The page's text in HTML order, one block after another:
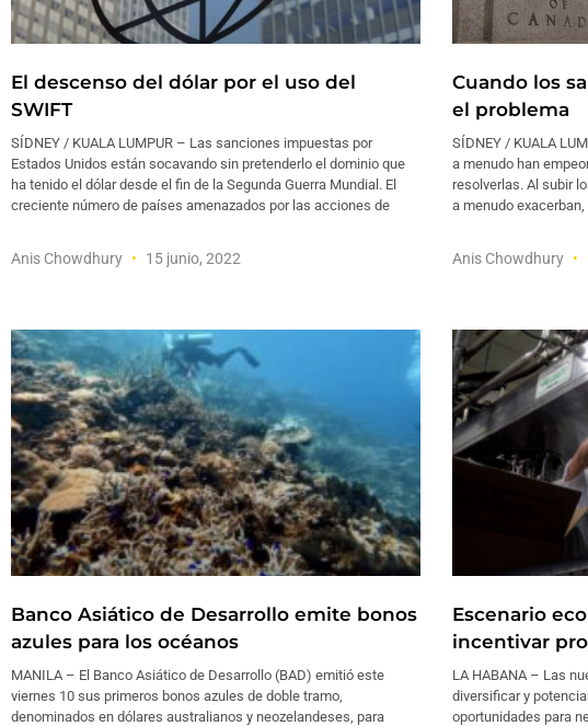
El descenso del dólar por el uso del
SWIFT
SÍDNEY / KUALA LUMPUR – Las sanciones impuestas por
Estados Unidos están socavando sin pretenderlo el dominio que
ha tenido el dólar desde el fin de la Segunda Guerra Mundial. El
creciente número de países amenazados por las acciones de
Anis Chowdhury 15 junio, 2022
Cuando los
el problema
SÍDNEY / KUALA
a menudo han
resolverlas. Al subir
a menudo
Anis Chowdhury
Banco Asiático de Desarrollo emite bonos
azules para los océanos
MANILA – El Banco Asiático de Desarrollo (BAD) emitió este
viernes 10 sus primeros bonos azules de doble tramo,
denominados en dólares australianos y neozelandeses, para
Escenario
incentivar
LA HABANA – Las
diversificar y
oportunidades para